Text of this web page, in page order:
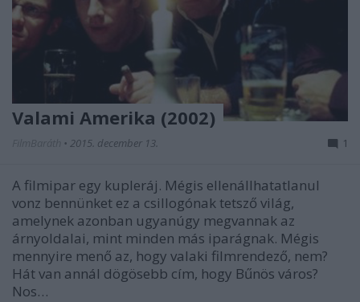
Valami Amerika (2002)
• 2015. december 13. 1
A filmipar egy kupleráj. Mégis ellenállhatatlanul
vonz bennünket ez a csillogónak tetsző világ,
amelynek azonban ugyanúgy megvannak az
árnyoldalai, mint minden más iparágnak. Mégis
mennyire menő az, hogy valaki filmrendező, nem?
Hát van annál dögösebb cím, hogy Bűnös város?
Nos…